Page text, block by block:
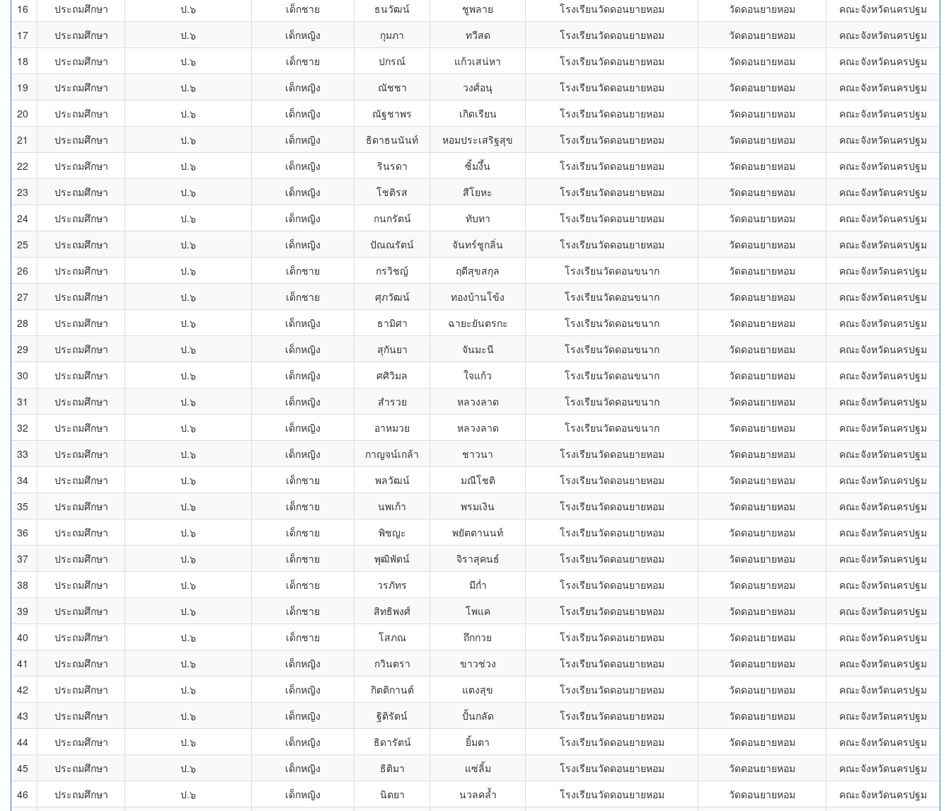
16
ประถมศึกษา ป.๖ เด็กชาย ธนวัฒน์ ชูพลาย โรงเรียนวัดดอนยายหอม วัดดอนยายหอม
คณะจังหวัดนครปฐม
17
ประถมศึกษา ป.๖ เด็กหญิง กุมภา ทวีสด โรงเรียนวัดดอนยายหอม วัดดอนยายหอม
คณะจังหวัดนครปฐม
18
ประถมศึกษา ป.๖ เด็กชาย ปกรณ์ แก้วเสน่หา โรงเรียนวัดดอนยายหอม วัดดอนยายหอม
คณะจังหวัดนครปฐม
19
ประถมศึกษา ป.๖ เด็กหญิง ณัชชา วงศ์อนุ โรงเรียนวัดดอนยายหอม วัดดอนยายหอม
คณะจังหวัดนครปฐม
20
ประถมศึกษา ป.๖ เด็กหญิง ณัฐชาพร เกิดเรียน โรงเรียนวัดดอนยายหอม วัดดอนยายหอม
คณะจังหวัดนครปฐม
21
ประถมศึกษา ป.๖ เด็กหญิง ธิดาธนนันท์ หอมประเสริฐสุข โรงเรียนวัดดอนยายหอม วัดดอนยายหอม
คณะจังหวัดนครปฐม
22
ประถมศึกษา ป.๖ เด็กหญิง รินรดา ซิ้มงึ้น โรงเรียนวัดดอนยายหอม วัดดอนยายหอม
คณะจังหวัดนครปฐม
23
ประถมศึกษา ป.๖ เด็กหญิง โชติรส สีโยหะ โรงเรียนวัดดอนยายหอม วัดดอนยายหอม
คณะจังหวัดนครปฐม
24
ประถมศึกษา ป.๖ เด็กหญิง กนกรัตน์ ทับทา โรงเรียนวัดดอนยายหอม วัดดอนยายหอม
คณะจังหวัดนครปฐม
25
ประถมศึกษา ป.๖ เด็กหญิง ปัณณรัตน์ จันทร์ชูกลิ่น โรงเรียนวัดดอนยายหอม วัดดอนยายหอม
คณะจังหวัดนครปฐม
26
ประถมศึกษา ป.๖ เด็กชาย กรวิชญ์ ฤดีสุขสกุล โรงเรียนวัดดอนขนาก วัดดอนยายหอม
คณะจังหวัดนครปฐม
27
ประถมศึกษา ป.๖ เด็กชาย ศุภวัฒน์ ทองบ้านโข้ง โรงเรียนวัดดอนขนาก วัดดอนยายหอม
คณะจังหวัดนครปฐม
28
ประถมศึกษา ป.๖ เด็กหญิง ธามิศา ฉายะยันตรกะ โรงเรียนวัดดอนขนาก วัดดอนยายหอม
คณะจังหวัดนครปฐม
29
ประถมศึกษา ป.๖ เด็กหญิง สุกันยา จันมะนี โรงเรียนวัดดอนขนาก วัดดอนยายหอม
คณะจังหวัดนครปฐม
30
ประถมศึกษา ป.๖ เด็กหญิง ศศิวิมล ใจแก้ว โรงเรียนวัดดอนขนาก วัดดอนยายหอม
คณะจังหวัดนครปฐม
31
ประถมศึกษา ป.๖ เด็กหญิง สำรวย หลวงลาด โรงเรียนวัดดอนขนาก วัดดอนยายหอม
คณะจังหวัดนครปฐม
32
ประถมศึกษา ป.๖ เด็กหญิง อาหมวย หลวงลาด โรงเรียนวัดดอนขนาก วัดดอนยายหอม
คณะจังหวัดนครปฐม
33
ประถมศึกษา ป.๖ เด็กหญิง กาญจน์เกล้า ชาวนา โรงเรียนวัดดอนยายหอม วัดดอนยายหอม
คณะจังหวัดนครปฐม
34
ประถมศึกษา ป.๖ เด็กชาย พลวัฒน์ มณีโชติ โรงเรียนวัดดอนยายหอม วัดดอนยายหอม
คณะจังหวัดนครปฐม
35
ประถมศึกษา ป.๖ เด็กชาย นพเก้า พรมเงิน โรงเรียนวัดดอนยายหอม วัดดอนยายหอม
คณะจังหวัดนครปฐม
36
ประถมศึกษา ป.๖ เด็กชาย พิชญะ พยัตตานนท์ โรงเรียนวัดดอนยายหอม วัดดอนยายหอม
คณะจังหวัดนครปฐม
37
ประถมศึกษา ป.๖ เด็กชาย พุฒิพัตน์ จิราสุคนธ์ โรงเรียนวัดดอนยายหอม วัดดอนยายหอม
คณะจังหวัดนครปฐม
38
ประถมศึกษา ป.๖ เด็กชาย วรภัทร มีก่ำ โรงเรียนวัดดอนยายหอม วัดดอนยายหอม
คณะจังหวัดนครปฐม
39
ประถมศึกษา ป.๖ เด็กชาย สิทธิพงศ์ โพแค โรงเรียนวัดดอนยายหอม วัดดอนยายหอม
คณะจังหวัดนครปฐม
40
ประถมศึกษา ป.๖ เด็กชาย โสภณ ถึกกวย โรงเรียนวัดดอนยายหอม วัดดอนยายหอม
คณะจังหวัดนครปฐม
41
ประถมศึกษา ป.๖ เด็กหญิง กวินตรา ขาวช่วง โรงเรียนวัดดอนยายหอม วัดดอนยายหอม
คณะจังหวัดนครปฐม
42
ประถมศึกษา ป.๖ เด็กหญิง กิตติกานต์ แตงสุข โรงเรียนวัดดอนยายหอม วัดดอนยายหอม
คณะจังหวัดนครปฐม
43
ประถมศึกษา ป.๖ เด็กหญิง ฐิติรัตน์ ปั้นกลัด โรงเรียนวัดดอนยายหอม วัดดอนยายหอม
คณะจังหวัดนครปฐม
44
ประถมศึกษา ป.๖ เด็กหญิง ธิดารัตน์ ยิ้มตา โรงเรียนวัดดอนยายหอม วัดดอนยายหอม
คณะจังหวัดนครปฐม
45
ประถมศึกษา ป.๖ เด็กหญิง ธิติมา แซ่ลิ้ม โรงเรียนวัดดอนยายหอม วัดดอนยายหอม
คณะจังหวัดนครปฐม
46
ประถมศึกษา ป.๖ เด็กหญิง นิตยา นวลคล้ำ โรงเรียนวัดดอนยายหอม วัดดอนยายหอม คณะจังหวัดนครปฐม